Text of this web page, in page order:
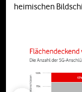
heimischen